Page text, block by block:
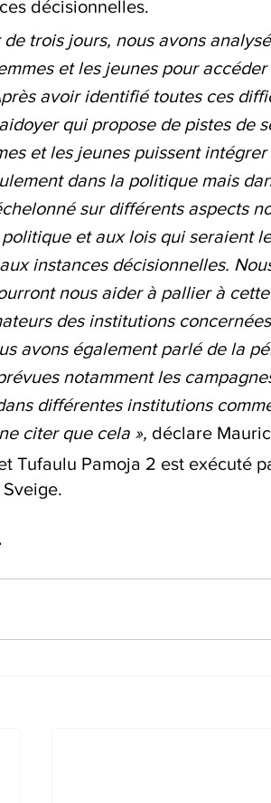
décisionnelles.
trois jours, nous avons
et les jeunes pour
avoir identifié toutes ces
qui propose de pistes de
et les jeunes puissent
dans la politique mais
sur différents aspects
et aux lois qui seraient
instances décisionnelles.
nous aider à pallier à
des institutions
avons également parlé de la
notamment les
différentes institutions
citer que cela », déclare
Tufaulu Pamoja 2 est exécuté